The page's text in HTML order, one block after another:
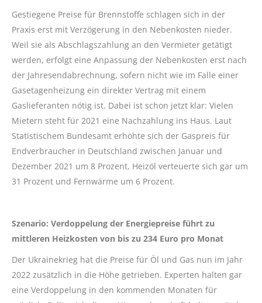
Gestiegene Preise für Brennstoffe schlagen sich in der
Praxis erst mit Verzögerung in den Nebenkosten nieder.
Weil sie als Abschlagszahlung an den Vermieter getätigt
werden, erfolgt eine Anpassung der Nebenkosten erst nach
der Jahresendabrechnung, sofern nicht wie im Falle einer
Gasetagenheizung ein direkter Vertrag mit einem
Gaslieferanten nötig ist. Dabei ist schon jetzt klar: Vielen
Mietern steht für 2021 eine Nachzahlung ins Haus. Laut
Statistischem Bundesamt erhöhte sich der Gaspreis für
Endverbraucher in Deutschland zwischen Januar und
Dezember 2021 um 8 Prozent, Heizöl verteuerte sich gar um
31 Prozent und Fernwärme um 6 Prozent.
Szenario: Verdoppelung der Energiepreise führt zu
mittleren Heizkosten von bis zu 234 Euro pro Monat
Der Ukrainekrieg hat die Preise für Öl und Gas nun im Jahr
2022 zusätzlich in die Höhe getrieben. Experten halten gar
eine Verdoppelung in den kommenden Monaten für